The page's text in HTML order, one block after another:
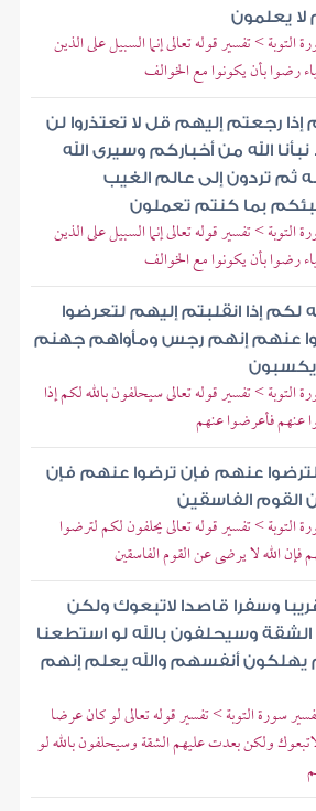
يعلمون
> تفسير قوله تعالى إنما السبيل على الذين
رضوا بأن يكونوا مع الخوالف
إذا رجعتم إليهم قل لا تعتذروا لن
الله من أخباركم وسيرى الله
ثم تردون إلى عالم الغيب
بما كنتم تعملون
> تفسير قوله تعالى إنما السبيل على الذين
رضوا بأن يكونوا مع الخوالف
لكم إذا انقلبتم إليهم لتعرضوا
عنهم إنهم رجس ومأواهم جهنم
يكسبون
> تفسير قوله تعالى سيحلفون بالله لكم إذا
عنهم فأعرضوا عنهم
عنهم فإن ترضوا عنهم فإن
القوم الفاسقين
> تفسير قوله تعالى يحلفون لكم لترضوا
الله لا يرضى عن القوم الفاسقين
وسفرا قاصدا لاتبعوك ولكن
وسيحلفون بالله لو استطعنا
أنفسهم والله يعلم إنهم
سورة التوبة > تفسير قوله تعالى لو كان عرضا
ولكن بعدت عليهم الشقة وسيحلفون بالله لو